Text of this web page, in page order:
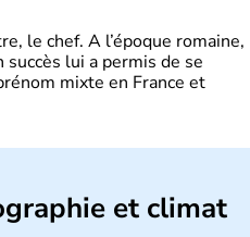
le chef. A l’époque romaine,
succès lui a permis de se
mixte en France et
et climat